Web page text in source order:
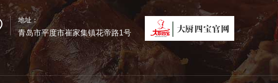
地址：
青岛市平度市崔家集镇花帝路1号